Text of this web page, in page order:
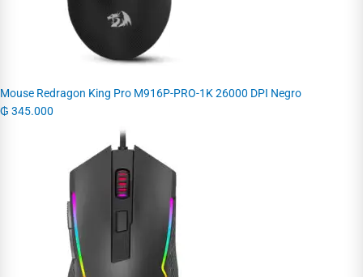
Mouse Redragon King Pro M916P-PRO-1K 26000 DPI Negro
₲ 345.000